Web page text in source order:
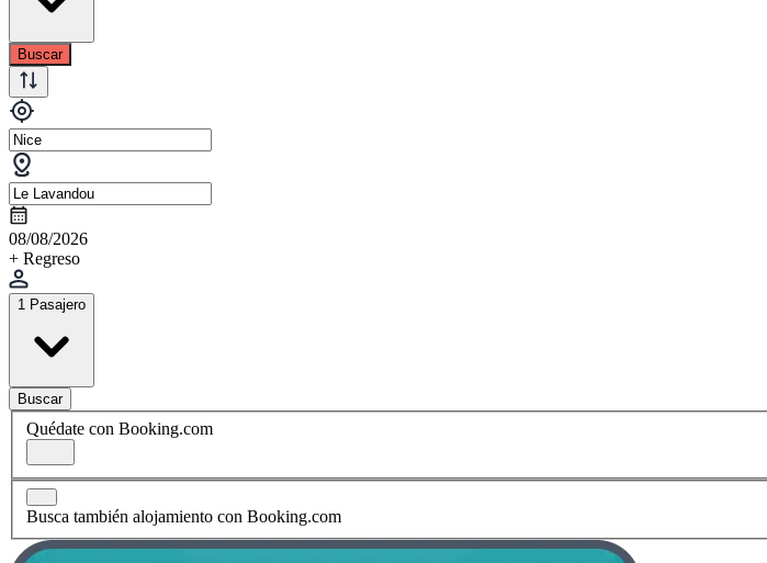
Buscar
08/08/2026
+ Regreso
1 Pasajero
Buscar
Quédate con Booking.com
Busca también alojamiento con Booking.com